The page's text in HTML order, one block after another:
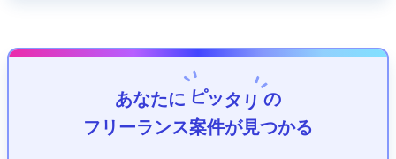
組込・制御エンジニア
Java ツール
PHP
職種
セキュリティエンジニア
プロジェクトマネージャー(PM)
JavaScript
ITコンサルタント
データサイエンティスト
あなたに ピッタリ の
フリーランス案件が見つかる